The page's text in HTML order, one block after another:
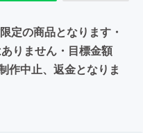
定の商品となります・
りません・目標金額
作中止、返金となりま